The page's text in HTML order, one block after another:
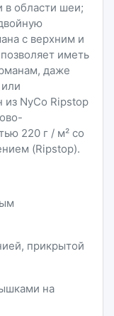
в области шеи;
с верхним и
иметь
даже
из NyCo Ripstop
220 г / м² со
(Ripstop).
прикрытой
на